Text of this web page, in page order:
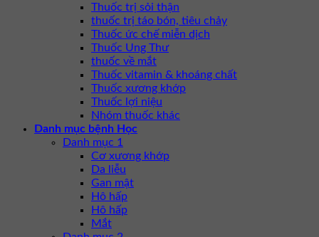
Thuốc trị sỏi thận
thuốc trị táo bón, tiêu chảy
Thuốc ức chế miễn dịch
Thuốc Ung Thư
thuốc về mắt
Thuốc vitamin & khoáng chất
Thuốc xương khớp
Thuốc lợi niệu
Nhóm thuốc khác
Danh mục bệnh Học
Danh mục 1
Cơ xương khớp
Da liễu
Gan mật
Hô hấp
Hô hấp
Mắt